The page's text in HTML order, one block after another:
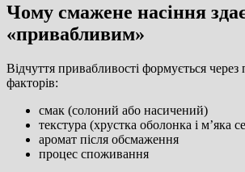
Чому смажене насіння
«привабливим»
Відчуття привабливості формується через
факторів:
смак (солоний або насичений)
текстура (хрустка оболонка і м’яка
аромат після обсмаження
процес споживання